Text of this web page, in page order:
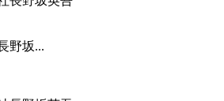
野坂...